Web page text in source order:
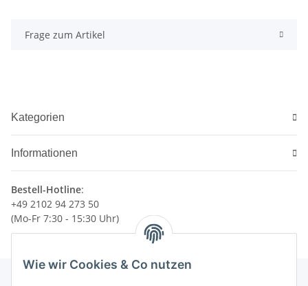
Wie wir Cookies & Co nutzen
Frage zum Artikel
Kategorien
Informationen
Bestell-Hotline:
+49 2102 94 273 50
(Mo-Fr 7:30 - 15:30 Uhr)